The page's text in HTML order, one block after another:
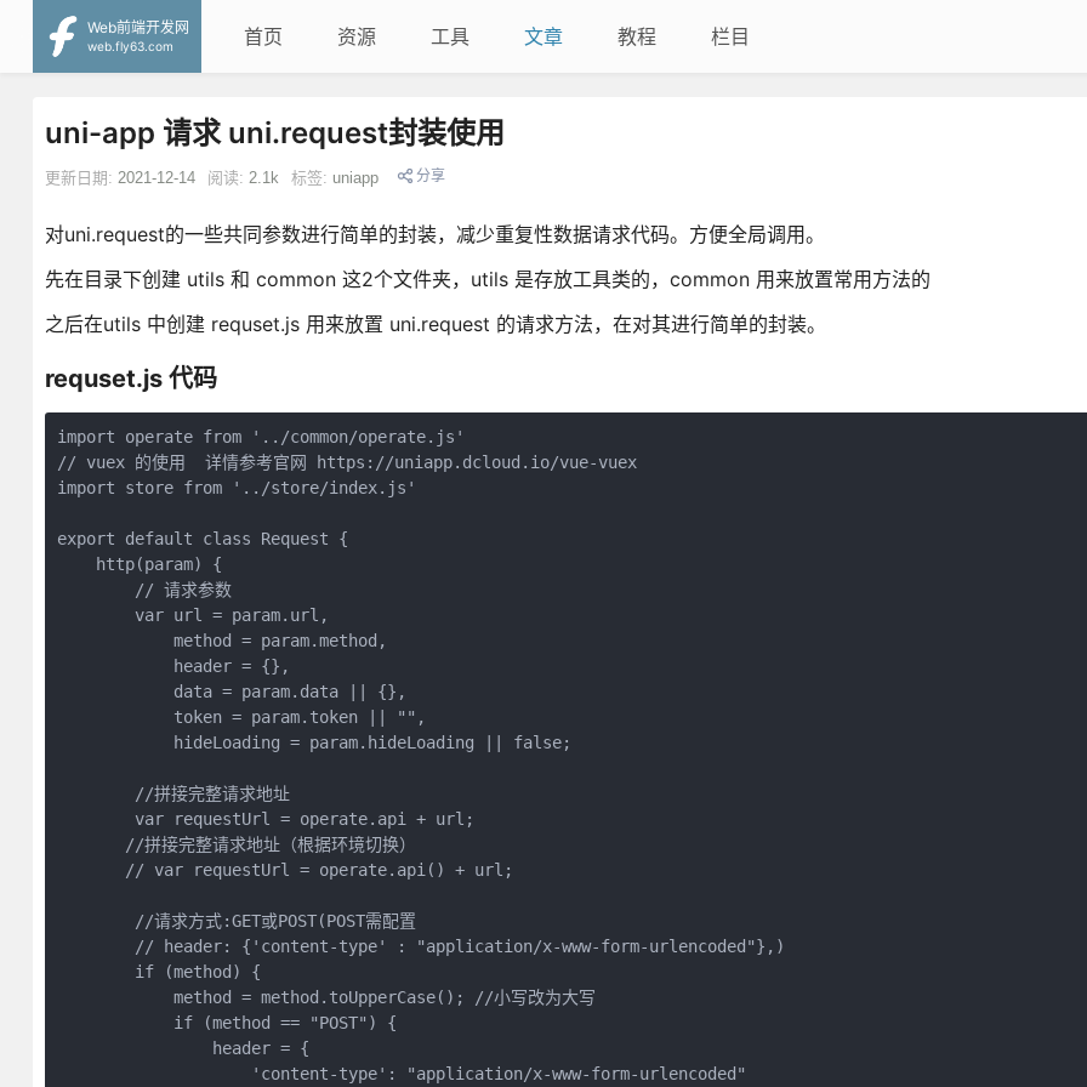
Web前端开发网
web.fly63.com
首页 资源 工具 文章 教程 栏目
uni-app 请求 uni.request封装使用
更新日期: 2021-12-14 阅读: 2.1k 标签: uniapp 分享
对uni.request的一些共同参数进行简单的封装，减少重复性数据请求代码。方便全局调用。
先在目录下创建 utils 和 common 这2个文件夹，utils 是存放工具类的，common 用来放置常用方法的
之后在utils 中创建 requset.js 用来放置 uni.request 的请求方法，在对其进行简单的封装。
requset.js 代码
import operate from '../common/operate.js'
// vuex 的使用  详情参考官网 https://uniapp.dcloud.io/vue-vuex
import store from '../store/index.js'
export default class Request {
    http(param) {
        // 请求参数
        var url = param.url,
            method = param.method,
            header = {},
            data = param.data || {},
            token = param.token || "",
            hideLoading = param.hideLoading || false;
        //拼接完整请求地址
        var requestUrl = operate.api + url;
       //拼接完整请求地址（根据环境切换）
       // var requestUrl = operate.api() + url;
        //请求方式:GET或POST(POST需配置
        // header: {'content-type' : "application/x-www-form-urlencoded"},)
        if (method) {
            method = method.toUpperCase(); //小写改为大写
            if (method == "POST") {
                header = {
                    'content-type': "application/x-www-form-urlencoded"